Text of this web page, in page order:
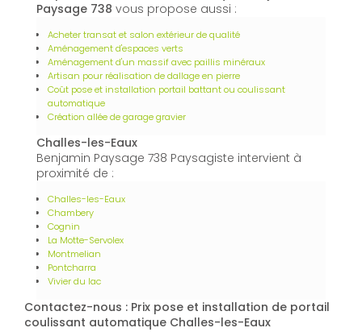
Paysage 738 vous propose aussi :
Acheter transat et salon extérieur de qualité
Aménagement d'espaces verts
Aménagement d'un massif avec paillis minéraux
Artisan pour réalisation de dallage en pierre
Coût pose et installation portail battant ou coulissant
automatique
Création allée de garage gravier
Challes-les-Eaux
Benjamin Paysage 738 Paysagiste intervient à
proximité de :
Challes-les-Eaux
Chambery
Cognin
La Motte-Servolex
Montmelian
Pontcharra
Vivier du lac
Contactez-nous : Prix pose et installation de portail
coulissant automatique Challes-les-Eaux